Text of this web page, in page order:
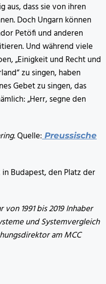
aus, dass sie von ihren
Doch Ungarn können
Petöfi und anderen
Und während viele
„Einigkeit und Recht und
zu singen, haben
Gebet zu singen, das
„Herr, segne den
Quelle: Preussische
Budapest, den Platz der
von 1991 bis 2019 Inhaber
und Systemvergleich
am MCC